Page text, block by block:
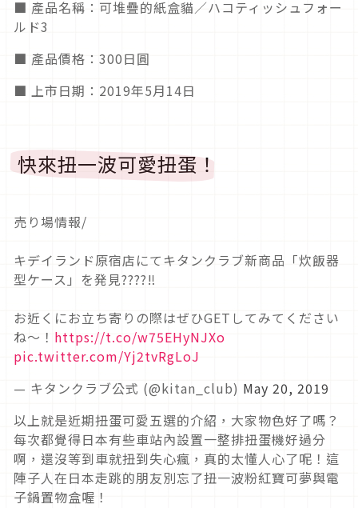
■ 產品名稱：可堆疊的紙盒貓／ハコティッシュフォー
ルド3
■ 產品價格：300日圓
■ 上市日期：2019年5月14日
快來扭一波可愛扭蛋！
売り場情報/
キデイランド原宿店にてキタンクラブ新商品「炊飯器
型ケース」を発見????‼︎
お近くにお立ち寄りの際はぜひGETしてみてください
ね〜！ https://t.co/w75EHyNJXo
pic.twitter.com/Yj2tvRgLoJ
— キタンクラブ公式 (@kitan_club) May 20, 2019
以上就是近期扭蛋可愛五選的介紹，大家物色好了嗎？
每次都覺得日本有些車站內設置一整排扭蛋機好過分
啊，還沒等到車就扭到失心瘋，真的太懂人心了呢！這
陣子人在日本走跳的朋友別忘了扭一波粉紅寶可夢與電
子鍋置物盒喔！